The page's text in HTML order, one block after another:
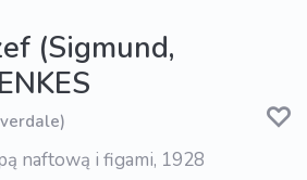
(Sigmund,
naftową i figami, 1928